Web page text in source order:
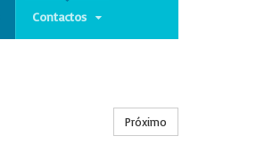
Contactos
Próximo